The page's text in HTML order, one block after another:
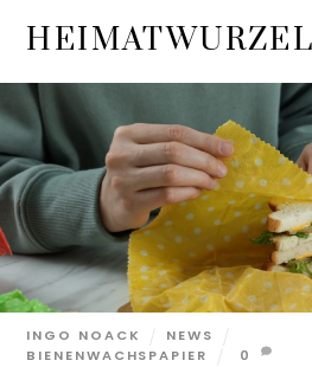
content
HEIMATWURZEL
INGO NOACK
NEWS
BIENENWACHSPAPIER
0